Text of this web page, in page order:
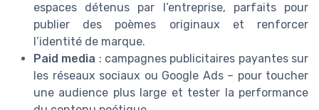
espaces détenus par l’entreprise, parfaits pour
publier des poèmes originaux et renforcer
l’identité de marque.
Paid media : campagnes publicitaires payantes sur
les réseaux sociaux ou Google Ads – pour toucher
une audience plus large et tester la performance